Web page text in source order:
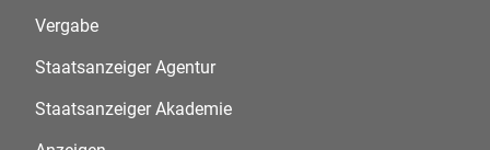
Vergabe
Staatsanzeiger Agentur
Staatsanzeiger Akademie